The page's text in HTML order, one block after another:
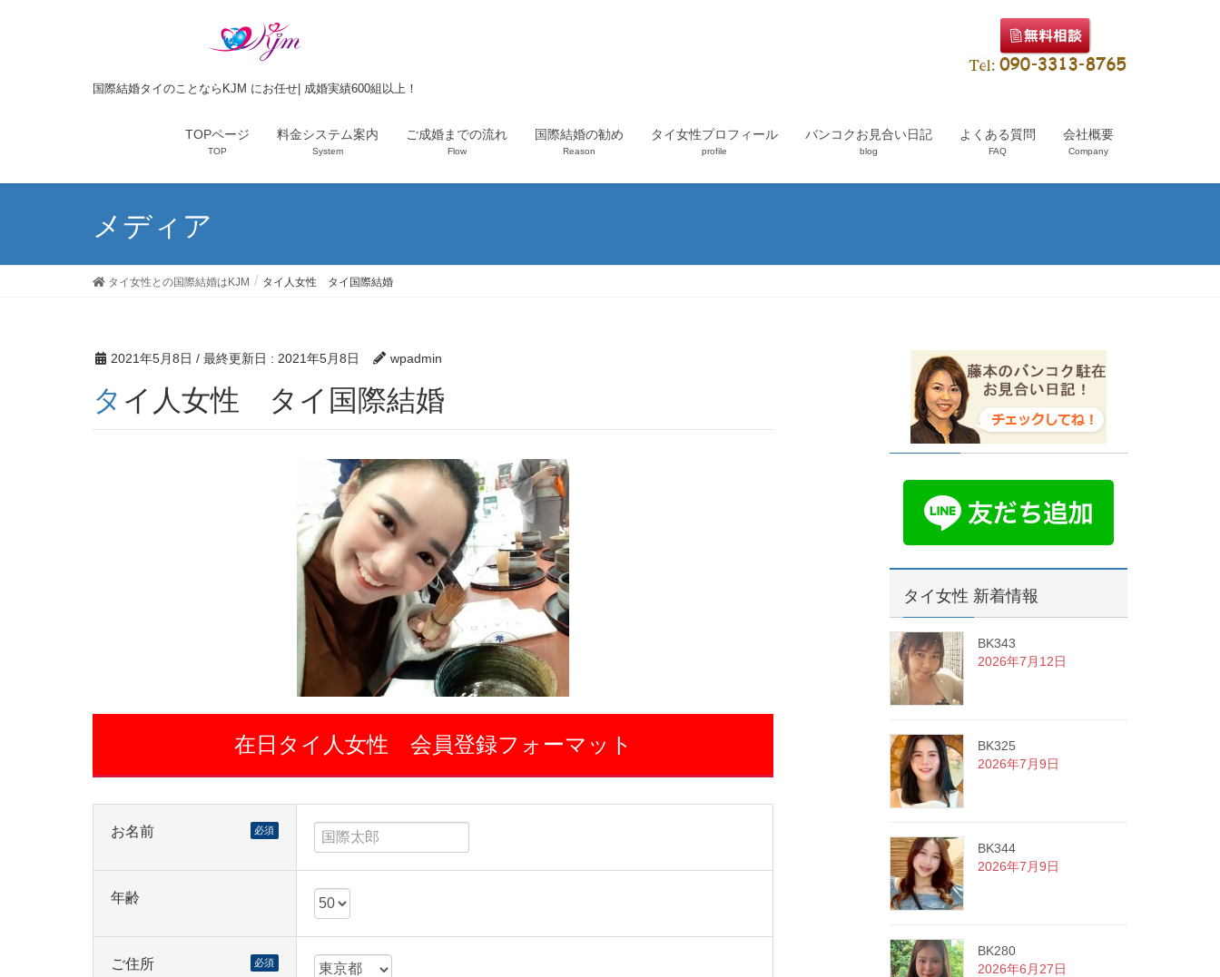
国際結婚タイのことならKJM にお任せ| 成婚実績600組以上！
TOPページ
TOP
料金システム案内
System
ご成婚までの流れ
Flow
国際結婚の勧め
Reason
タイ女性プロフィール
profile
バンコクお見合い日記
blog
よくある質問
FAQ
会社概要
Company
メディア
タイ女性との国際結婚はKJM タイ人女性 タイ国際結婚
2021年5月8日 / 最終更新日 : 2021年5月8日 wpadmin
タイ人女性 タイ国際結婚
在日タイ人女性 会員登録フォーマット
お名前 必須
年齢
ご住所 必須
タイ女性 新着情報
BK343
2026年7月12日
BK325
2026年7月9日
BK344
2026年7月9日
BK280
2026年6月27日